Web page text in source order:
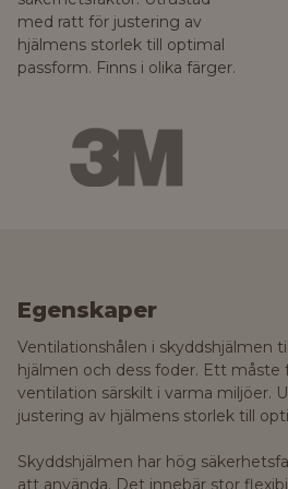
med ratt för justering av
hjälmens storlek till optimal
passform. Finns i olika färger.
Egenskaper
Ventilationshålen i skyddshjälmen
hjälmen och dess foder. Ett
ventilation särskilt i varma miljöer.
justering av hjälmens storlek till
Skyddshjälmen har hög
att använda. Det innebär stor